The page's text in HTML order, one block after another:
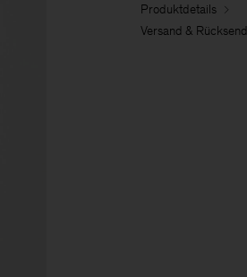
Produktdetails
Versand &